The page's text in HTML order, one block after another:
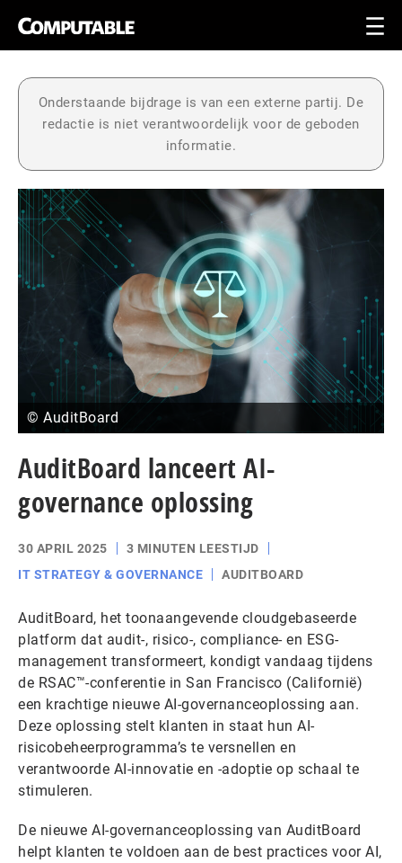
Onderstaande bijdrage is van een externe partij. De
redactie is niet verantwoordelijk voor de geboden
informatie.
© AuditBoard
AuditBoard lanceert AI-
governance oplossing
30 APRIL 2025
3 MINUTEN LEESTIJD
IT STRATEGY & GOVERNANCE
AUDITBOARD
AuditBoard, het toonaangevende cloudgebaseerde
platform dat audit-, risico-, compliance- en ESG-
management transformeert, kondigt vandaag tijdens
de RSAC™-conferentie in San Francisco (Californië)
een krachtige nieuwe AI-governanceoplossing aan.
Deze oplossing stelt klanten in staat hun AI-
risicobeheerprogramma’s te versnellen en
verantwoorde AI-innovatie en -adoptie op schaal te
stimuleren.
De nieuwe AI-governanceoplossing van AuditBoard
helpt klanten te voldoen aan de best practices voor AI,